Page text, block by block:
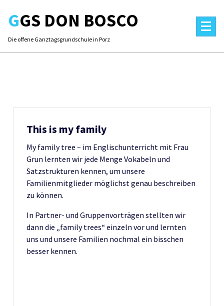
contentGGS DON BOSCO
Die offene Ganztagsgrundschule in Porz
This is my family
My family tree – im Englischunterricht mit Frau
Grun lernten wir jede Menge Vokabeln und
Satzstrukturen kennen, um unsere
Familienmitglieder möglichst genau beschreiben
zu können.
In Partner- und Gruppenvorträgen stellten wir
dann die „family trees“ einzeln vor und lernten
uns und unsere Familien nochmal ein bisschen
besser kennen.